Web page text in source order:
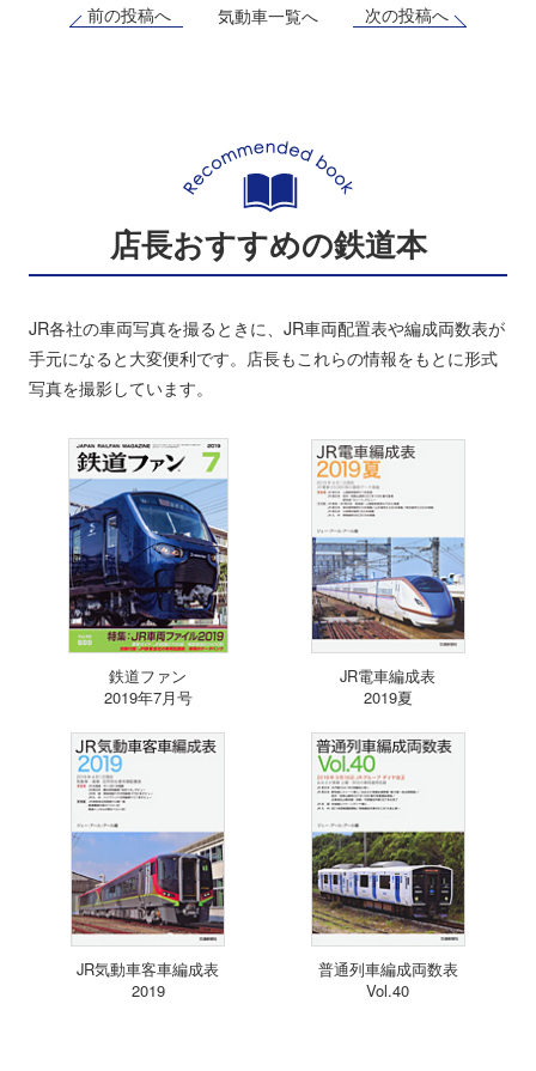
前の投稿へ 気動車一覧へ 次の投稿へ
店長おすすめの鉄道本
JR各社の車両写真を撮るときに、JR車両配置表や編成両数表が
手元になると大変便利です。店長もこれらの情報をもとに形式
写真を撮影しています。
鉄道ファン
2019年7月号
JR電車編成表
2019夏
JR気動車客車編成表
2019
普通列車編成両数表
Vol.40